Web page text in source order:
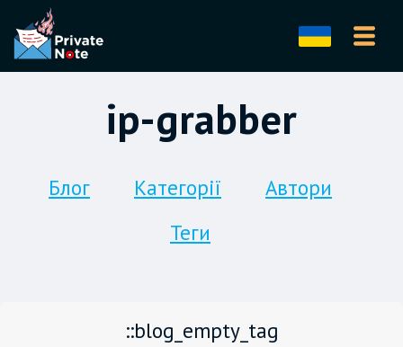
ip-grabber
Блог Категорії
Автори
Теги